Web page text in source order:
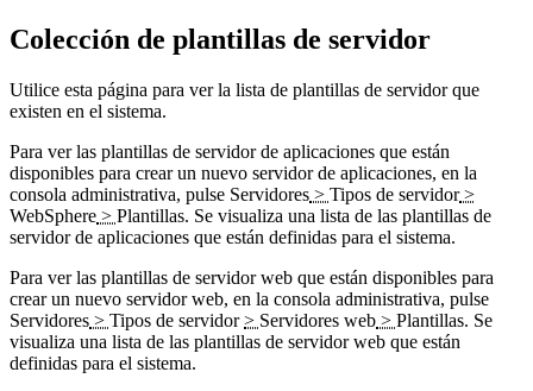
Colección de plantillas de servidor
Utilice esta página para ver la lista de plantillas de servidor que
existen en el sistema.
Para ver las plantillas de servidor de aplicaciones que están
disponibles para crear un nuevo servidor de aplicaciones, en la
consola administrativa, pulse Servidores > Tipos de servidor>
WebSphere > Plantillas. Se visualiza una lista de las plantillas de
servidor de aplicaciones que están definidas para el sistema.
Para ver las plantillas de servidor web que están disponibles para
crear un nuevo servidor web, en la consola administrativa, pulse
Servidores > Tipos de servidor> Servidores web > Plantillas. Se
visualiza una lista de las plantillas de servidor web que están
definidas para el sistema.